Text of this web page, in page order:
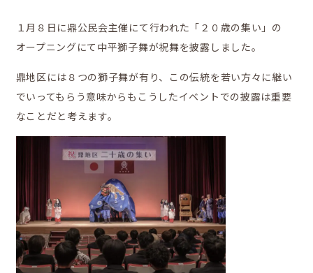
移住をお考えの方へ
１月８日に鼎公民会主催にて行われた「２０歳の集い」の
オープニングにて中平獅子舞が祝舞を披露しました。
鼎地区には８つの獅子舞が有り、この伝統を若い方々に継い
でいってもらう意味からもこうしたイベントでの披露は重要
なことだと考えます。